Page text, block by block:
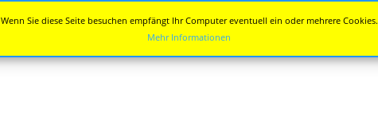
Wenn Sie diese Seite besuchen empfängt Ihr Computer eventuell ein oder mehrere Cookies.
Mehr Informationen